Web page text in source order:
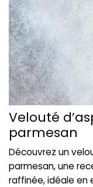
Velouté
parmesan
Découvrez un
parmesan, une
raffinée, idéale en